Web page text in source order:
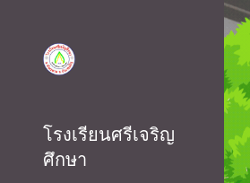
โรงเรียนศรีเจริญ
ศึกษา